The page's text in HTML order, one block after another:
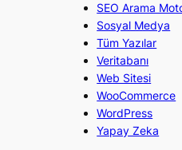
SEO Arama
Sosyal Medya
Tüm Yazılar
Veritabanı
Web Sitesi
WooCommerce
WordPress
Yapay Zeka